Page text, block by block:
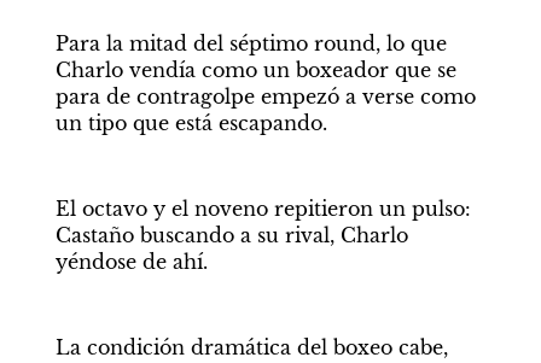
Para la mitad del séptimo round, lo que
Charlo vendía como un boxeador que se
para de contragolpe empezó a verse como
un tipo que está escapando.
El octavo y el noveno repitieron un pulso:
Castaño buscando a su rival, Charlo
yéndose de ahí.
La condición dramática del boxeo cabe,